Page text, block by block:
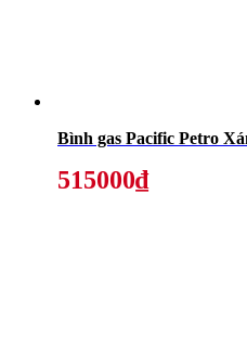
Bình gas Pacific Petro
515000₫